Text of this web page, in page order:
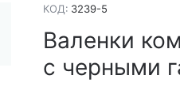
КОД: 3239-5
Валенки
с черными